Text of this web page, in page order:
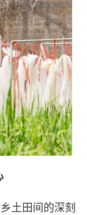
土田间的深刻